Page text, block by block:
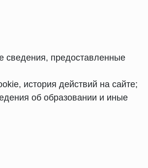
сведения, предоставленные
история действий на сайте;
об образовании и иные